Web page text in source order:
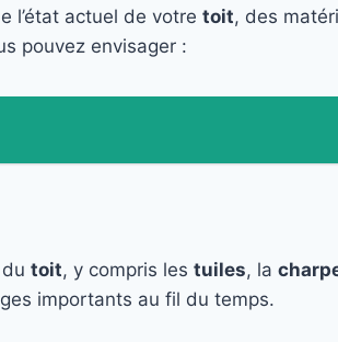
l’état actuel de votre toit, des
pouvez envisager :
toit, y compris les tuiles, la
importants au fil du temps.